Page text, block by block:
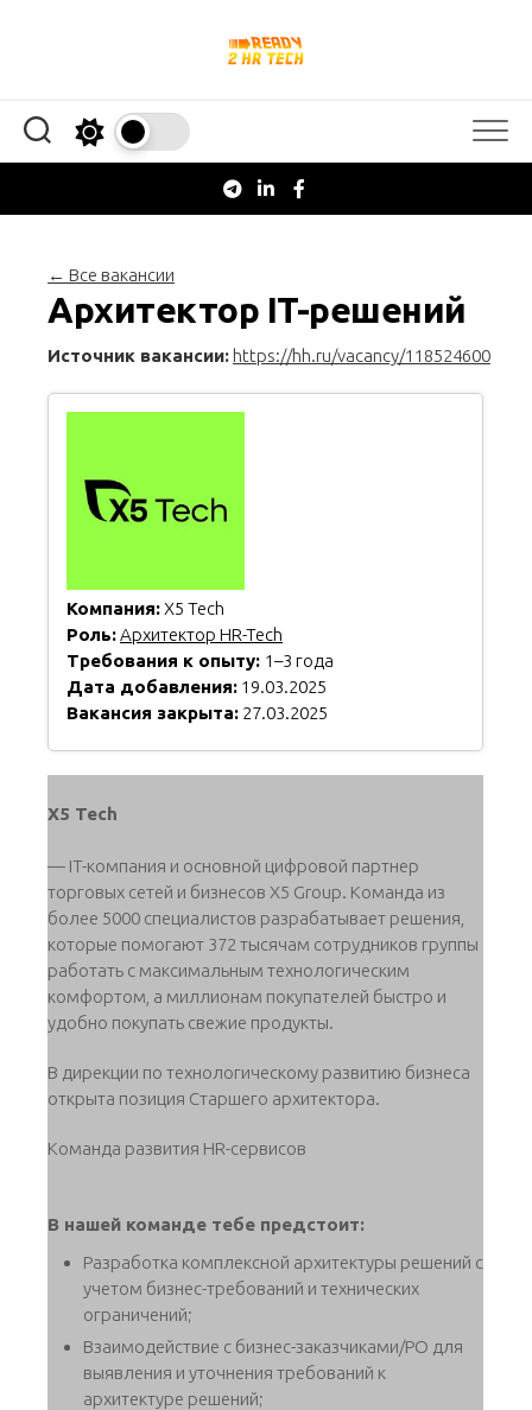
← Все вакансии
Архитектор IT-решений
Источник вакансии: https://hh.ru/vacancy/118524600
Компания:X5 Tech
Роль:Архитектор HR-Tech
Требования к опыту: 1–3 года
Дата добавления: 19.03.2025
Вакансия закрыта: 27.03.2025
X5 Tech
— IT-компания и основной цифровой партнер
торговых сетей и бизнесов X5 Group. Команда из
более 5000 специалистов разрабатывает решения,
которые помогают 372 тысячам сотрудников группы
работать с максимальным технологическим
комфортом, а миллионам покупателей быстро и
удобно покупать свежие продукты.
В дирекции по технологическому развитию бизнеса
открыта позиция Старшего архитектора.
Команда развития HR-сервисов
В нашей команде тебе предстоит:
Разработка комплексной архитектуры решений с
учетом бизнес-требований и технических
ограничений;
Взаимодействие с бизнес-заказчиками/PO для
выявления и уточнения требований к
архитектуре решений;